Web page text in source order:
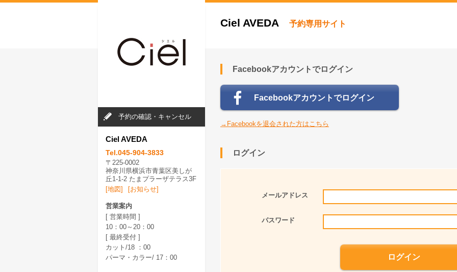
Ciel AVEDA 予約専用サイト
Facebookアカウントでログイン
Facebookアカウントでログイン
→Facebookを退会された方はこちら
ログイン
メールアドレス
パスワード
ログイン
予約の確認・キャンセル
Ciel AVEDA
Tel.045-904-3833
〒225-0002
神奈川県横浜市青葉区美しが
丘1-1-2 たまプラーザテラス3F
[地図]
[お知らせ]
営業案内
[ 営業時間 ]
10：00～20：00
[ 最終受付 ]
カット/18 ：00
パーマ・カラー/ 17：00